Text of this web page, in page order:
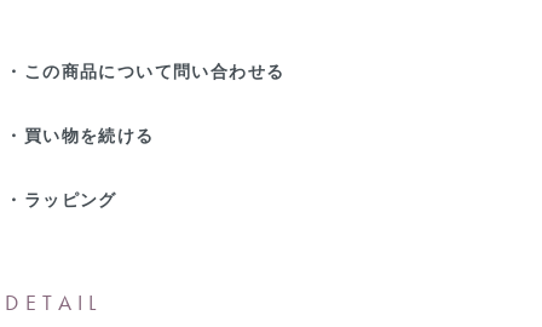
・この商品について問い合わせる
・買い物を続ける
・ラッピング
DETAIL